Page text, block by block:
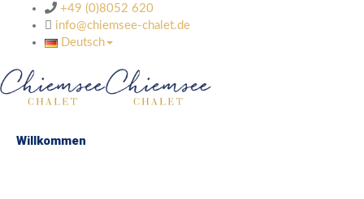
+49 (0)8052 620
info@chiemsee-chalet.de
Deutsch
Willkommen